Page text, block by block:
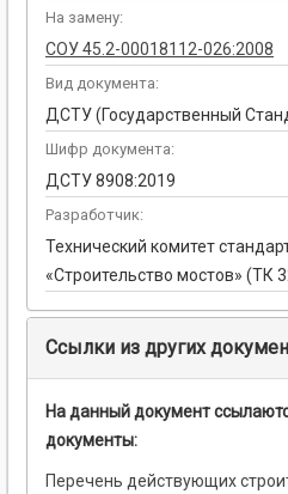
На замену:
СОУ 45.2-00018112-026:2008
Вид документа:
ДСТУ (Государственный
Шифр документа:
ДСТУ 8908:2019
Разработчик:
Технический комитет
«Строительство мостов» (ТК
Ссылки из других
На данный документ
документы:
Перечень действующих